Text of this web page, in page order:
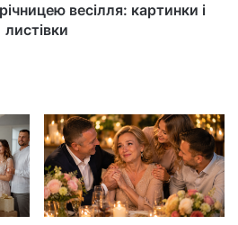
весілля: картинки і
листівки